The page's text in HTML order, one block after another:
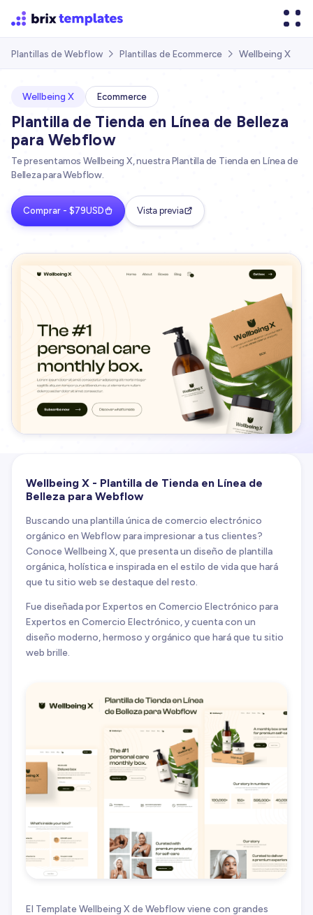
Plantillas de Webflow  Plantillas de Ecommerce  Wellbeing X
Wellbeing X Ecommerce
Plantilla de Tienda en Línea de Belleza
para Webflow
Te presentamos Wellbeing X, nuestra Plantilla de Tienda en Línea de
Belleza para Webflow.
Comprar - $79USD Vista previa
Wellbeing X - Plantilla de Tienda en Línea de
Belleza para Webflow
Buscando una plantilla única de comercio electrónico
orgánico en Webflow para impresionar a tus clientes?
Conoce Wellbeing X, que presenta un diseño de plantilla
orgánica, holística e inspirada en el estilo de vida que hará
que tu sitio web se destaque del resto.
Fue diseñada por Expertos en Comercio Electrónico para
Expertos en Comercio Electrónico, y cuenta con un
diseño moderno, hermoso y orgánico que hará que tu sitio
web brille.
El Template Wellbeing X de Webflow viene con grandes